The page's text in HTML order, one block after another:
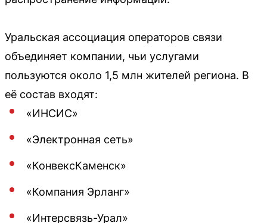
Уральская ассоциация операторов связи
объединяет компании, чьи услугами
пользуются около 1,5 млн жителей региона. В
её состав входят:
«ИНСИС»
«Электронная сеть»
«КонвексКаменск»
«Компания Эрланг»
«Интерсвязь-Урал»